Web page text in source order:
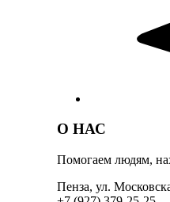
О НАС
Помогаем людям,
Пенза, ул.